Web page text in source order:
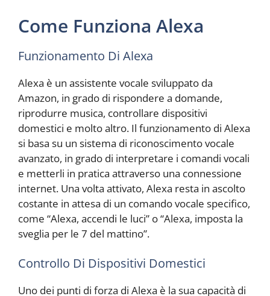
Come Funziona Alexa
Funzionamento Di Alexa
Alexa è un assistente vocale sviluppato da
Amazon, in grado di rispondere a domande,
riprodurre musica, controllare dispositivi
domestici e molto altro. Il funzionamento di Alexa
si basa su un sistema di riconoscimento vocale
avanzato, in grado di interpretare i comandi vocali
e metterli in pratica attraverso una connessione
internet. Una volta attivato, Alexa resta in ascolto
costante in attesa di un comando vocale specifico,
come “Alexa, accendi le luci” o “Alexa, imposta la
sveglia per le 7 del mattino”.
Controllo Di Dispositivi Domestici
Uno dei punti di forza di Alexa è la sua capacità di